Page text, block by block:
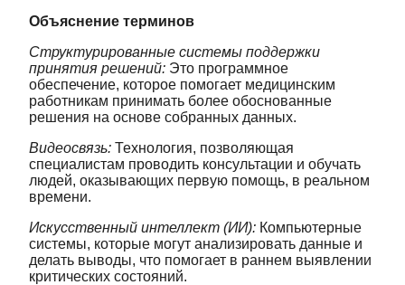
Объяснение терминов
Структурированные системы поддержки
принятия решений: Это программное
обеспечение, которое помогает медицинским
работникам принимать более обоснованные
решения на основе собранных данных.
Видеосвязь: Технология, позволяющая
специалистам проводить консультации и обучать
людей, оказывающих первую помощь, в реальном
времени.
Искусственный интеллект (ИИ): Компьютерные
системы, которые могут анализировать данные и
делать выводы, что помогает в раннем выявлении
критических состояний.